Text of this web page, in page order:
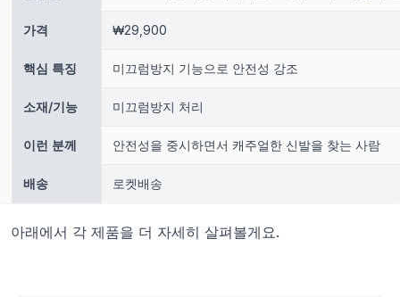
가격 ₩29,900
핵심 특징 미끄럼방지 기능으로 안전성 강조
소재/기능 미끄럼방지 처리
이런 분께 안전성을 중시하면서 캐주얼한 신발을 찾는 사람
배송 로켓배송
아래에서 각 제품을 더 자세히 살펴볼게요.